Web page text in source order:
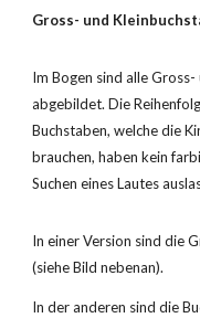
Gross- und
Im Bogen sind alle
abgebildet. Die
Buchstaben, welche die
brauchen, haben kein
Suchen eines Lautes
In einer Version sind die
(siehe Bild nebenan).
In der anderen sind die